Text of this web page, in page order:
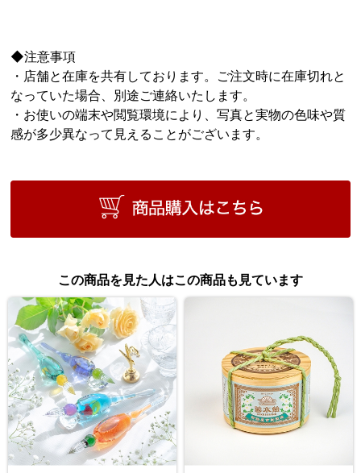
◆注意事項
・店舗と在庫を共有しております。ご注文時に在庫切れと
なっていた場合、別途ご連絡いたします。
・お使いの端末や閲覧環境により、写真と実物の色味や質
感が多少異なって見えることがございます。
この商品を見た人はこの商品も見ています